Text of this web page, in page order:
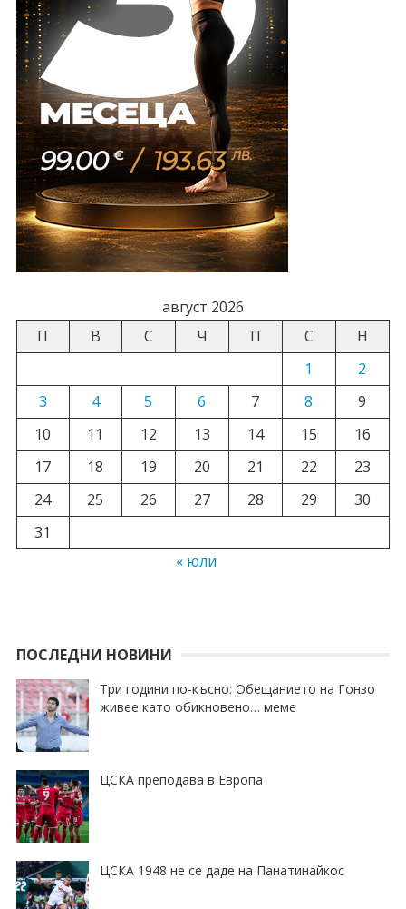
август 2026
П
В С Ч П С
Н
1
2
3
4 5 6 7 8
9
10
11 12 13 14 15
16
17
18 19 20 21 22
23
24
25 26 27 28 29
30
31
« юли
ПОСЛЕДНИ НОВИНИ
Три години по-късно: Обещанието на Гонзо
живее като обикновено… меме
ЦСКА преподава в Европа
ЦСКА 1948 не се даде на Панатинайкос